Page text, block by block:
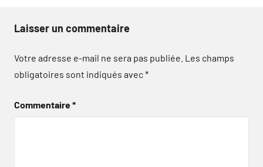
Laisser un commentaire
Votre adresse e-mail ne sera pas publiée. Les champs
obligatoires sont indiqués avec*
Commentaire*